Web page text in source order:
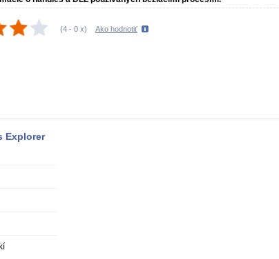
(4 - 0 x) Ako hodnotiť
Explorer